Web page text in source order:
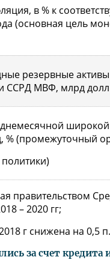
в % к
(основная цель
резервные
ССРД МВФ, млрд долл
% (промежуточный
правительством
– 2020 гг;
г снижена на 0,5
за счет